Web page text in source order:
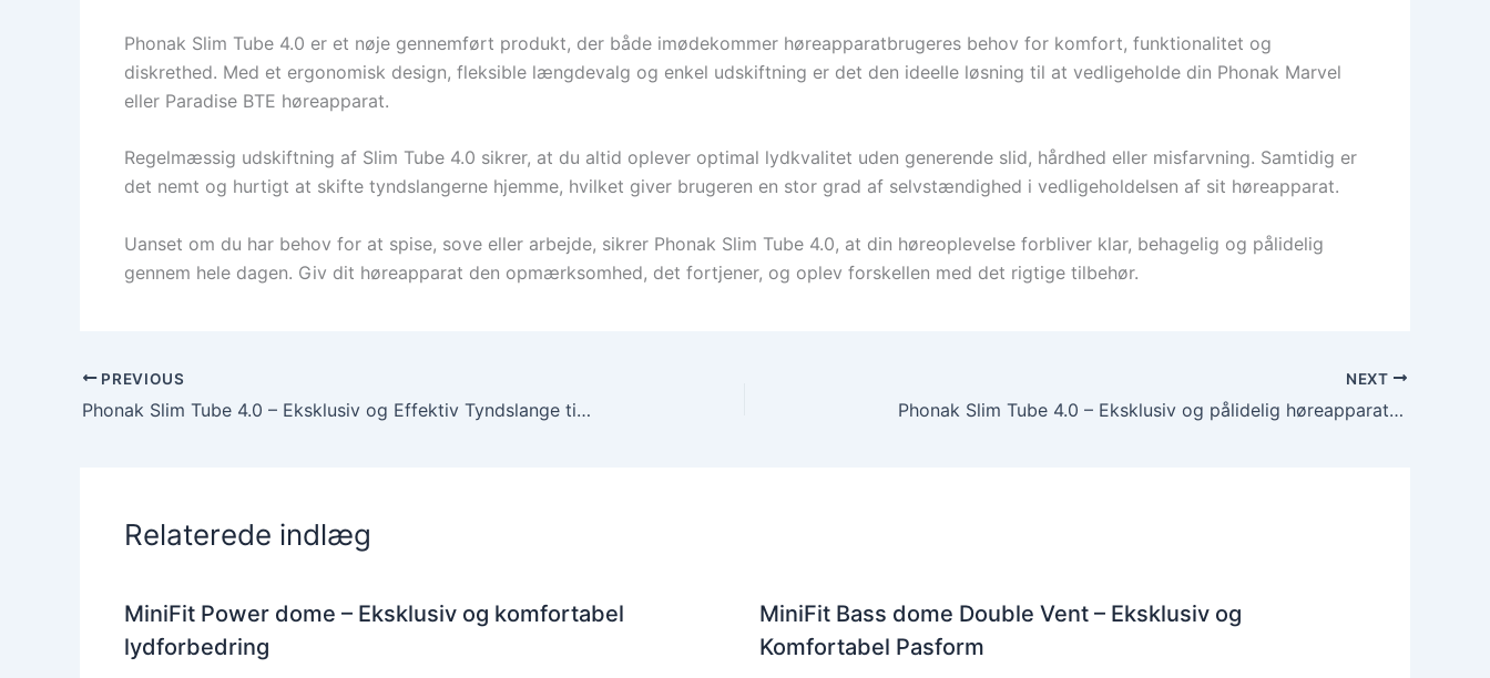
Phonak Slim Tube 4.0 er et nøje gennemført produkt, der både imødekommer høreapparatbrugeres behov for komfort, funktionalitet og
diskrethed. Med et ergonomisk design, fleksible længdevalg og enkel udskiftning er det den ideelle løsning til at vedligeholde din Phonak Marvel
eller Paradise BTE høreapparat.
Regelmæssig udskiftning af Slim Tube 4.0 sikrer, at du altid oplever optimal lydkvalitet uden generende slid, hårdhed eller misfarvning. Samtidig er
det nemt og hurtigt at skifte tyndslangerne hjemme, hvilket giver brugeren en stor grad af selvstændighed i vedligeholdelsen af sit høreapparat.
Uanset om du har behov for at spise, sove eller arbejde, sikrer Phonak Slim Tube 4.0, at din høreoplevelse forbliver klar, behagelig og pålidelig
gennem hele dagen. Giv dit høreapparat den opmærksomhed, det fortjener, og oplev forskellen med det rigtige tilbehør.
PREVIOUS
Phonak Slim Tube 4.0 – Eksklusiv og Effektiv Tyndslange til Høreapparat
NEXT
Phonak Slim Tube 4.0 – Eksklusiv og pålidelig høreapparatslange
Relaterede indlæg
MiniFit Power dome – Eksklusiv og komfortabel
lydforbedring
MiniFit Bass dome Double Vent – Eksklusiv og
Komfortabel Pasform